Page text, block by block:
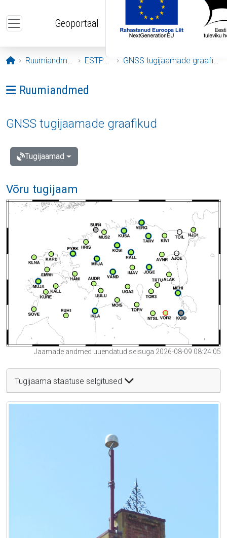
Geoportaal
Avaleht
Ruumiandmed ESTPOS GNSS tugijaamade graafikud
Ava menüü: Ruumiandmed
Ruumiandmed
GNSS tugijaamade graafikud
Tugijaamad
Võru tugijaam
Jaamade andmed uuendatud seisuga 2026-08-09 08:24:05
Tugijaama staatuse selgitused